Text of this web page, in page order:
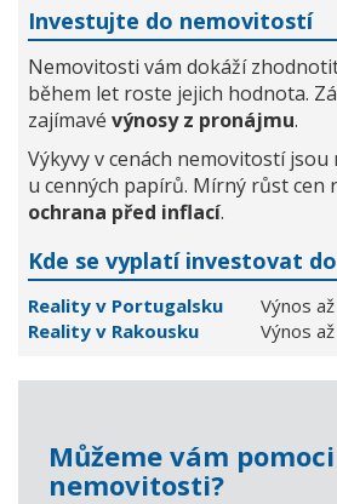
Investujte do nemovitostí
Nemovitosti vám dokáží
během let roste jejich hodnota.
zajímavé výnosy z pronájmu.
Výkyvy v cenách nemovitostí
u cenných papírů. Mírný růst cen
ochrana před inflací.
Kde se vyplatí investovat
Reality v Portugalsku
Výnos
Reality v Rakousku
Výnos
Můžeme vám
nemovitosti?